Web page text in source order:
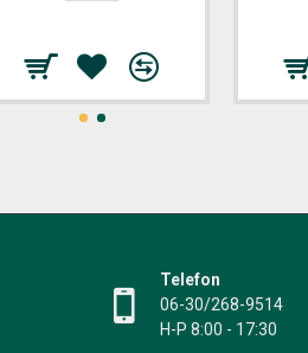
Telefon
06-30/268-9514
H-P 8:00 - 17:30